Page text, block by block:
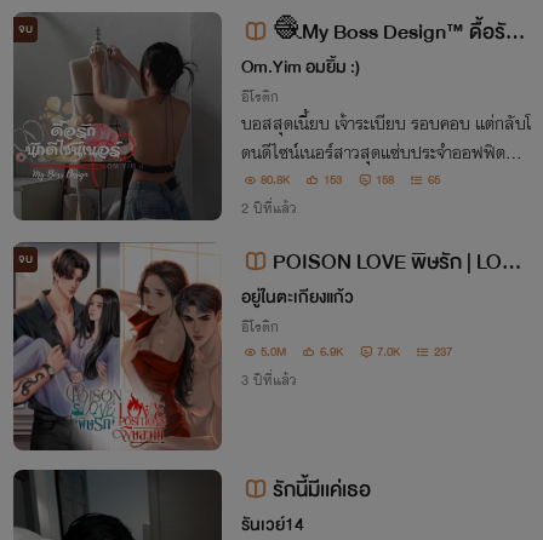
จบ
🧶My​ Boss​ Design​™ ดื้อรัก
นักดีไซน์​เนอร์​🧷| NC18+ | รันเวย์×
ซินดี้​ (อ่านฟรี)​
Om.Yim อมยิ้ม :)
อีโรติก
บอสสุดเนี้ยบ เจ้าระเบียบ รอบคอบ แต่กลับโ
ดนดีไซน์เนอร์สาวสุดแซ่บประจำออฟฟิตแห
กทุกกฏเกณฑ์​ และด้วยความสามารถความคิ
ดสร้างสรรค์​ที่ไม่เหมือนใครของเธอ ทำให้เธ
80.8K 153 158 65
2 ปีที่แล้ว
จบ
POISON LOVE พิษรัก | LOVE
POSITIONS พิษสวาท ( SM/ภาพ
ประกอบ18+)
อยู่ในตะเกียงแก้ว
อีโรติก
5.0M 6.9K 7.0K 237
3 ปีที่แล้ว
รักนี้มีเเค่เธอ
รันเวย์14